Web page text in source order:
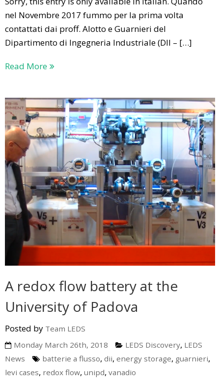
nel Novembre 2017 fummo per la prima volta
contattati dai proff. Alotto e Guarnieri del
Dipartimento di Ingegneria Industriale (DII – […]
Read More
A redox flow battery at the
University of Padova
Posted by Team LEDS
Monday March 26th, 2018
LEDS Discovery, LEDS
News
batterie a flusso, dii, energy storage, guarnieri,
levi cases, redox flow, unipd, vanadio